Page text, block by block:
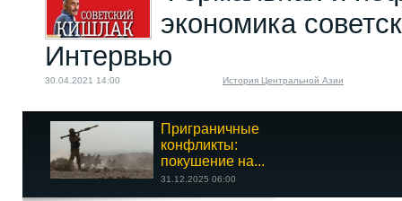
экономика
Интервью
30.04.2021 14:00 История Центральной Азии
Приграничные
конфликты:
покушение на...
31.12.2025 06:00